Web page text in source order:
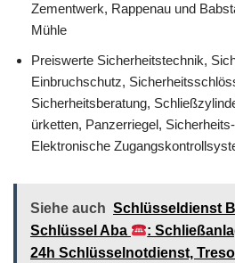
Zementwerk, Rappenau und
Mühle
Preiswerte Sicherheitstechnik,
Einbruchschutz,
Sicherheitsberatung,
ürketten, Panzerriegel,
Elektronische
Siehe auch Schlüsseldienst
Schlüssel Aba
:
24h Schlüsselnotdienst,